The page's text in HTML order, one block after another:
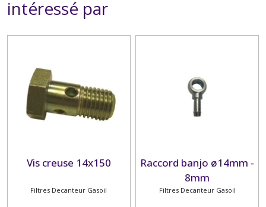
intéressé par
Vis creuse 14x150
Filtres Decanteur Gasoil
Raccord banjo ø14mm -
8mm
Filtres Decanteur Gasoil